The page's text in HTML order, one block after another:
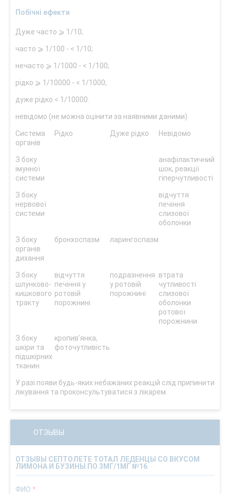
Побічні ефекти
Дуже часто ⩾ 1/10;
часто ⩾ 1/100 - < 1/10;
нечасто ⩾ 1/1000 - < 1/100;
рідко ⩾ 1/10000 - < 1/1000;
дуже рідко < 1/10000.
невідомо (не можна оцінити за наявними даними)
Система
органів
Рідко Дуже рідко Невідомо
З боку
імунної
системи
анафілактичний
шок, реакції
гіперчутливості
З боку
нервової
системи
відчуття
печіння
слизової
оболонки
З боку
органів
дихання
бронхоспазм ларингоспазм
З боку
шлунково-
кишкового
тракту
відчуття
печіння у
ротовій
порожнині
подразнення
у ротовій
порожнині
втрата
чутливості
слизової
оболонки
ротової
порожнини
З боку
шкіри та
підшкірних
тканин
кропив’янка,
фоточутливість
У разі появи будь-яких небажаних реакцій слід припинити
лікування та проконсультуватися з лікарем.
ОТЗЫВЫ
ОТЗЫВЫ СЕПТОЛЕТЕ ТОТАЛ ЛЕДЕНЦЫ СО ВКУСОМ
ЛИМОНА И БУЗИНЫ ПО 3МГ/1МГ №16
ФИО *